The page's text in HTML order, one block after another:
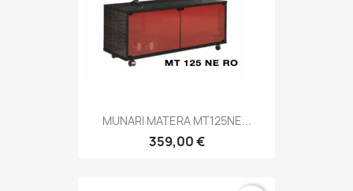
MUNARI MATERA MT125NE...
359,00 €